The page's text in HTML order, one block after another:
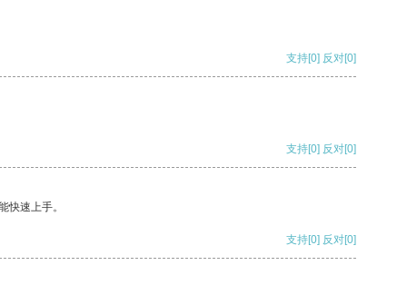
支持[0] 反对[0]
支持[0] 反对[0]
快速上手。
支持[0] 反对[0]